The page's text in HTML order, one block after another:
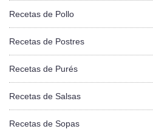
Recetas de Pollo
Recetas de Postres
Recetas de Purés
Recetas de Salsas
Recetas de Sopas